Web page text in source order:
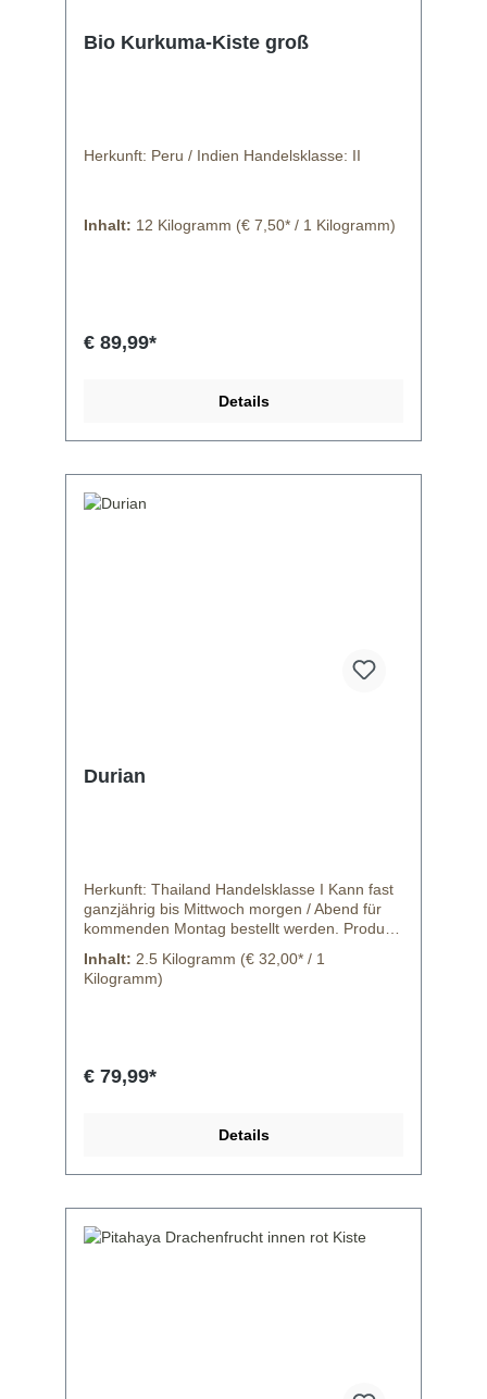
Bio Kurkuma-Kiste groß
Herkunft: Peru / Indien Handelsklasse: II
Inhalt: 12 Kilogramm (€ 7,50* / 1 Kilogramm)
€ 89,99*
Details
Durian
Herkunft: Thailand Handelsklasse I Kann fast
ganzjährig bis Mittwoch morgen / Abend für
kommenden Montag bestellt werden. Produkt
abweichen
Inhalt: 2.5 Kilogramm (€ 32,00* / 1
Kilogramm)
€ 79,99*
Details